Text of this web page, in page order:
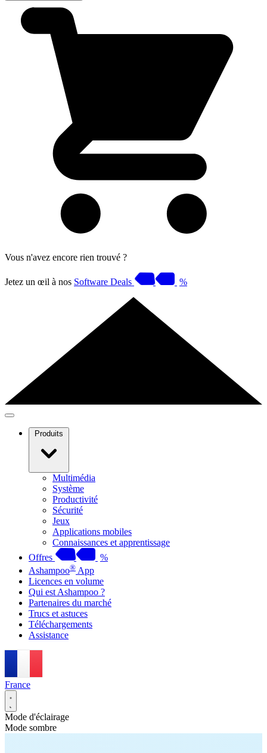
Vous n'avez encore rien trouvé ?
Jetez un œil à nos Software Deals %
Produits
Multimédia
Système
Productivité
Sécurité
Jeux
Applications mobiles
Connaissances et apprentissage
Offres
%
Ashampoo® App
Licences en volume
Qui est Ashampoo ?
Partenaires du marché
Trucs et astuces
Téléchargements
Assistance
France
Mode d'éclairage
Mode sombre